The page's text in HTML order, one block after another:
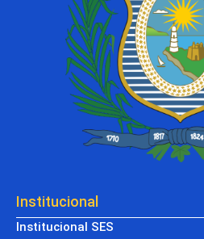
Institucional
Institucional SES